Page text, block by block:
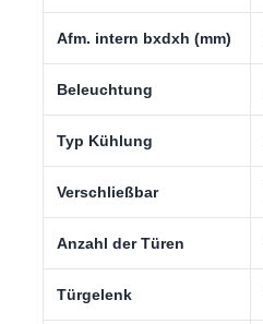
Afm. intern bxdxh (mm)
Beleuchtung
Typ Kühlung
Verschließbar
Anzahl der Türen
Türgelenk